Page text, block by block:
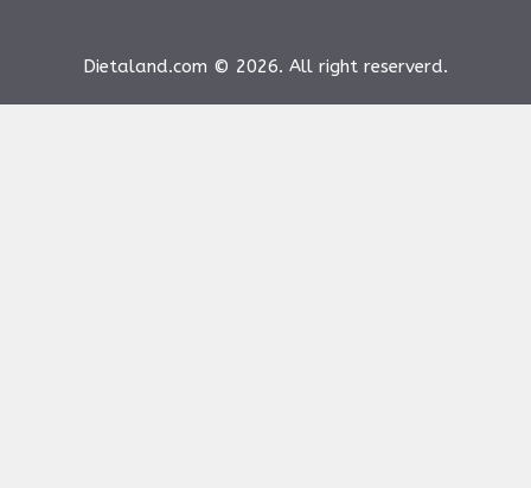
Dietaland.com © 2026. All right reserverd.